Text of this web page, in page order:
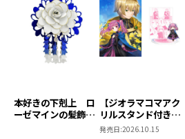
本好きの下剋上 ロ
ーゼマインの髪飾り
【ジオラマコマアク
リルスタンド付き】
本好きの下剋上 ～ハ
発売日:2026.10.15